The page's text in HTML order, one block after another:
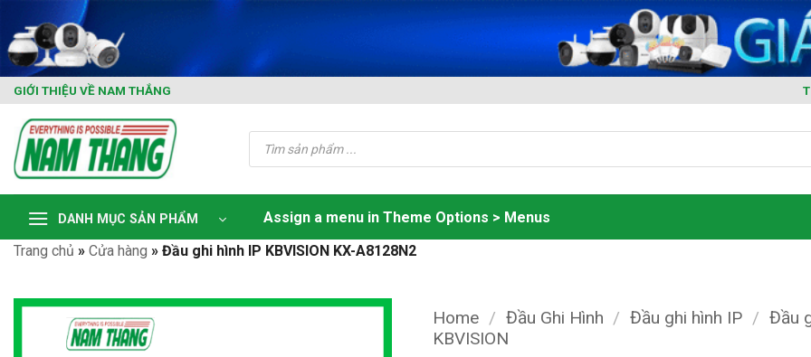
content
GIỚI THIỆU VỀ NAM THẮNG
Tìm
kiếm
phẩm
DANH MỤC SẢN PHẨM
Assign a menu in Theme Options > Menus
Trang chủ » Cửa hàng » Đầu ghi hình IP KBVISION KX-A8128N2
Home / Đầu Ghi Hình / Đầu ghi hình IP / Đầu
KBVISION